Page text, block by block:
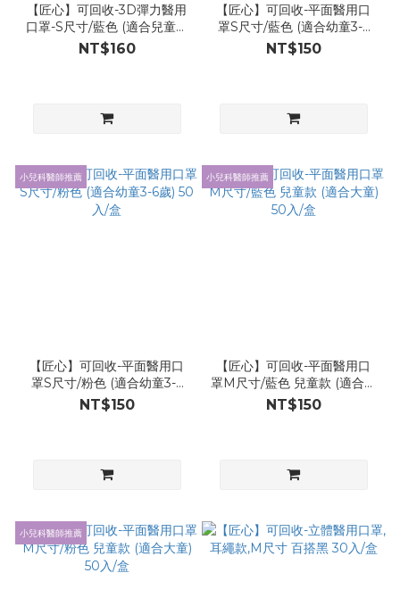
【匠心】可回收-3D彈力醫用
口罩-S尺寸/藍色 (適合兒童4-
8歲) 50入/盒
NT$160
【匠心】可回收-平面醫用口
罩S尺寸/藍色 (適合幼童3-6
歲) 50入/盒
NT$150
小兒科醫師推薦
【匠心】可回收-平面醫用口
罩S尺寸/粉色 (適合幼童3-6
歲) 50入/盒
NT$150
小兒科醫師推薦
【匠心】可回收-平面醫用口
罩M尺寸/藍色 兒童款 (適合大
童) 50入/盒
NT$150
小兒科醫師推薦